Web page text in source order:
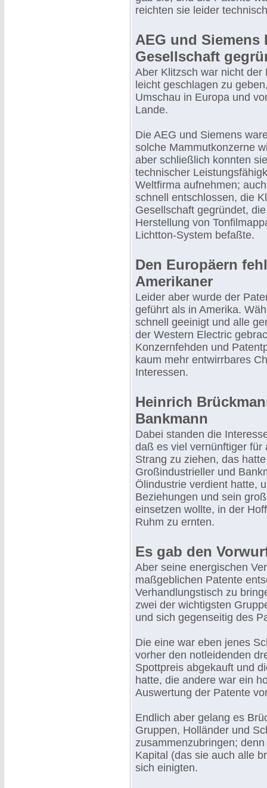
reichten sie leider
AEG und
Gesellschaft
Aber Klitzsch war nicht der
leicht geschlagen zu
Umschau in Europa und
Lande.
Die AEG und Siemens
solche Mammutkonzerne
aber schließlich konnten
technischer
Weltfirma aufnehmen;
schnell entschlossen, die
Gesellschaft gegründet,
Herstellung von
Lichtton-System befaßte.
Den Europäern
Amerikaner
Leider aber wurde der
geführt als in Amerika.
schnell geeinigt und alle
der Western Electric
Konzernfehden und
kaum mehr entwirrbares
Interessen.
Heinrich
Bankmann
Dabei standen die
daß es viel vernünftiger für
Strang zu ziehen, das
Großindustrieller und
Ölindustrie verdient hatte,
Beziehungen und sein
einsetzen wollte, in der
Ruhm zu ernten.
Es gab den
Aber seine energischen
maßgeblichen Patente
Verhandlungstisch zu
zwei der wichtigsten
und sich gegenseitig des
Die eine war eben jenes
vorher den notleidenden
Spottpreis abgekauft und
hatte, die andere war ein
Auswertung der Patente
Endlich aber gelang es
Gruppen, Holländer und
zusammenzubringen;
Kapital (das sie auch alle
sich einigten.